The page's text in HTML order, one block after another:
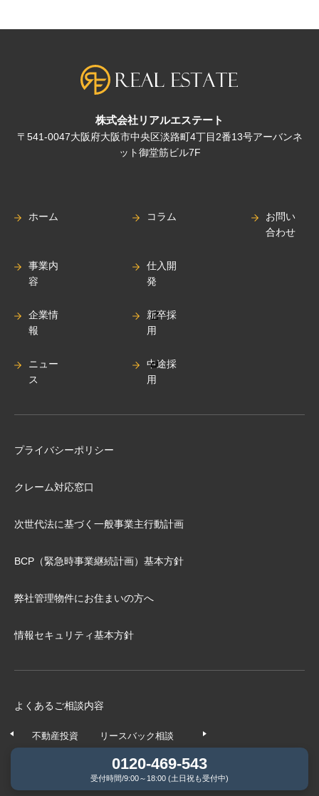
株式会社リアルエステート
〒541-0047大阪府大阪市中央区淡路町4丁目2番13号アーバンネ
ット御堂筋ビル7F
ホーム
事業内
容
企業情
報
ニュー
ス
コラム
仕入開
発
新卒採
用
中途採
用
お問い
合わせ
プライバシーポリシー
クレーム対応窓口
次世代法に基づく⼀般事業主⾏動計画
BCP（緊急時事業継続計画）基本⽅針
弊社管理物件にお住まいの⽅へ
情報セキュリティ基本方針
よくあるご相談内容
不動産投資 リースバック相談
0120-469-543
受付時間/9:00～18:00 (土日祝も受付中)